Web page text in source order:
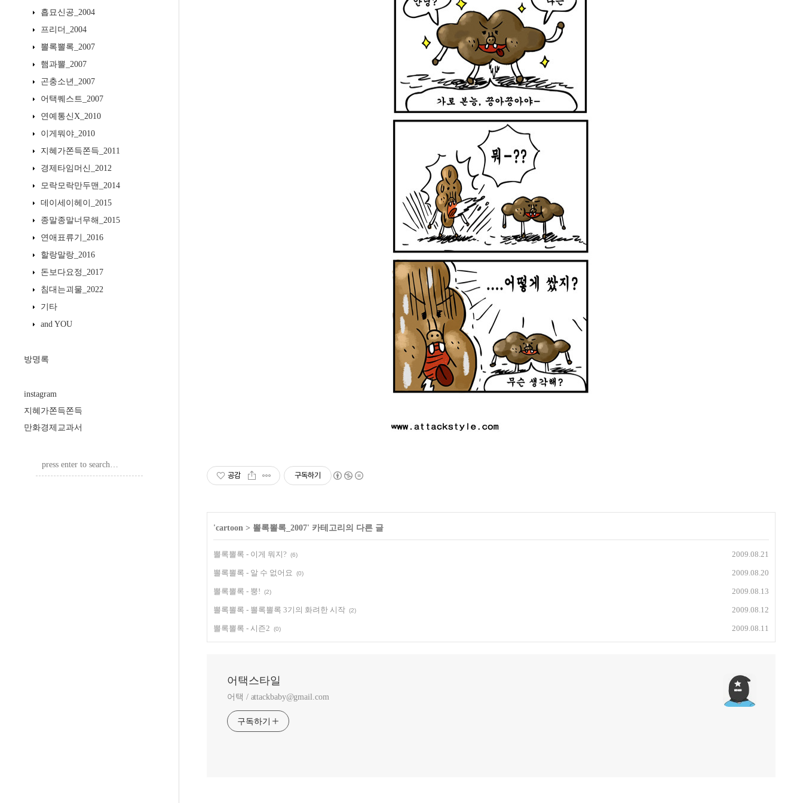
흡묘신공_2004
프리더_2004
뽈록뽈록_2007
햄과뽈_2007
곤충소년_2007
어택퀘스트_2007
연예통신X_2010
이게뭐야_2010
지혜가쫀득쫀득_2011
경제타임머신_2012
모락모락만두맨_2014
데이세이헤이_2015
종말종말너무해_2015
연애표류기_2016
할랑말랑_2016
돈보다요정_2017
침대는괴물_2022
기타
and YOU
방명록
instagram
지혜가쫀득쫀득
만화경제교과서
공감 구독하기
'cartoon > 뽈록뽈록_2007' 카테고리의 다른 글
뽈록뽈록 - 이게 뭐지? (6) 2009.08.21
뽈록뽈록 - 알 수 없어요 (0) 2009.08.20
뽈록뽈록 - 뿡! (2) 2009.08.13
뽈록뽈록 - 뽈록뽈록 3기의 화려한 시작 (2) 2009.08.12
뽈록뽈록 - 시즌2 (0) 2009.08.11
어택스타일
어택 / attackbaby@gmail.com
구독하기